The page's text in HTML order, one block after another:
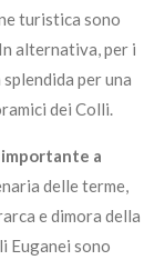
turistica sono
alternativa, per i
per una
dei Colli.
importante a
delle terme,
e dimora della
Euganei sono